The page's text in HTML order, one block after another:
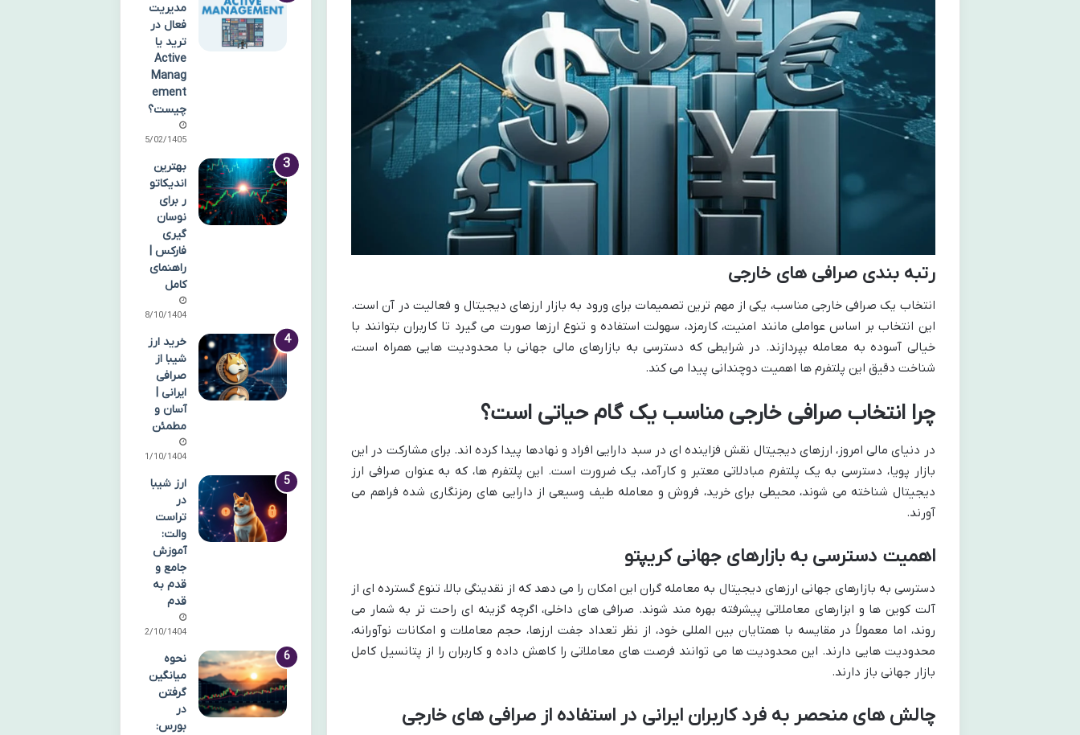
رتبه بندی صرافی های خارجی
انتخاب یک صرافی خارجی مناسب، یکی از مهم ترین تصمیمات برای ورود به بازار ارزهای دیجیتال و فعالیت در آن است.
این انتخاب بر اساس عواملی مانند امنیت، کارمزد، سهولت استفاده و تنوع ارزها صورت می گیرد تا کاربران بتوانند با
خیالی آسوده به معامله بپردازند. در شرایطی که دسترسی به بازارهای مالی جهانی با محدودیت هایی همراه است،
شناخت دقیق این پلتفرم ها اهمیت دوچندانی پیدا می کند.
چرا انتخاب صرافی خارجی مناسب یک گام حیاتی است؟
در دنیای مالی امروز، ارزهای دیجیتال نقش فزاینده ای در سبد دارایی افراد و نهادها پیدا کرده اند. برای مشارکت در این
بازار پویا، دسترسی به یک پلتفرم مبادلاتی معتبر و کارآمد، یک ضرورت است. این پلتفرم ها، که به عنوان صرافی ارز
دیجیتال شناخته می شوند، محیطی برای خرید، فروش و معامله طیف وسیعی از دارایی های رمزنگاری شده فراهم می
آورند.
اهمیت دسترسی به بازارهای جهانی کریپتو
دسترسی به بازارهای جهانی ارزهای دیجیتال به معامله گران این امکان را می دهد که از نقدینگی بالا، تنوع گسترده ای از
آلت کوین ها و ابزارهای معاملاتی پیشرفته بهره مند شوند. صرافی های داخلی، اگرچه گزینه ای راحت تر به شمار می
روند، اما معمولاً در مقایسه با همتایان بین المللی خود، از نظر تعداد جفت ارزها، حجم معاملات و امکانات نوآورانه،
محدودیت هایی دارند. این محدودیت ها می توانند فرصت های معاملاتی را کاهش داده و کاربران را از پتانسیل کامل
بازار جهانی باز دارند.
چالش های منحصر به فرد کاربران ایرانی در استفاده از صرافی های خارجی
مدیریت
فعال در
ترید یا
Active
Manag
ement
چیست؟
15/02/1405
بهترین
اندیکاتو
ر برای
نوسان
گیری
فارکس |
راهنمای
کامل
08/10/1404
خرید ارز
شیبا از
صرافی
ایرانی |
آسان و
مطمئن
11/10/1404
ارز شیبا
در
تراست
والت:
آموزش
جامع و
قدم به
قدم
12/10/1404
نحوه
میانگین
گرفتن
در
بورس: